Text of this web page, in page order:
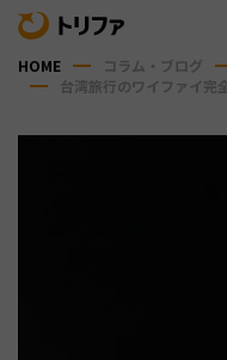
HOME コラム・ブログ
台湾旅行のワイファイ完